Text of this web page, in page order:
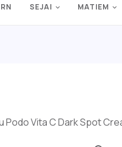
SEJAI MATIEM
Podo Vita C Dark Spot